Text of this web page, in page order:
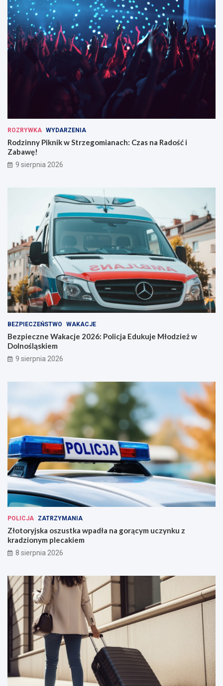
ROZRYWKA WYDARZENIA
Rodzinny Piknik w Strzegomianach: Czas na Radość i
Zabawę!
9 sierpnia 2026
BEZPIECZEŃSTWO WAKACJE
Bezpieczne Wakacje 2026: Policja Edukuje Młodzież w
Dolnośląskiem
9 sierpnia 2026
POLICJA ZATRZYMANIA
Złotoryjska oszustka wpadła na gorącym uczynku z
kradzionym plecakiem
8 sierpnia 2026